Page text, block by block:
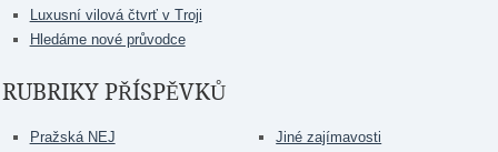
Luxusní vilová čtvrť v Troji
Hledáme nové průvodce
RUBRIKY PŘÍSPĚVKŮ
Pražská NEJ
Jiné zajímavosti